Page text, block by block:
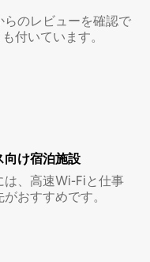
のレビューを確認で
付いています。
向⁠け宿⁠泊⁠施⁠設
は、高速Wi-Fiと仕事
おすすめです。